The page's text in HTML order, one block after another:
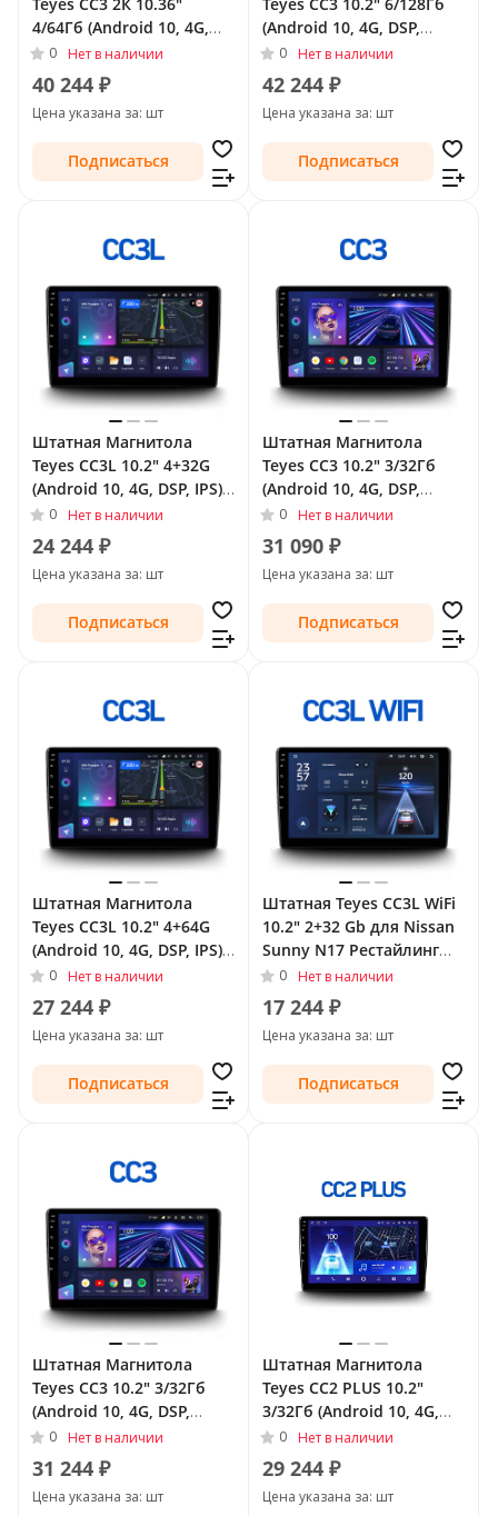
4/64Гб (Android 10, 4G,
DSP, QLed) для Nissan
Sunny N17 Рестайлинг
2014 - Тип-F2 (правый
руль)
0 Нет в наличии
40 244 ₽
Цена указана за: шт
Подписаться
(Android 10, 4G, DSP,
QLed) для Nissan Sunny
N17 Рестайлинг 2014 -
Тип-F1 (левый руль)
0 Нет в наличии
42 244 ₽
Цена указана за: шт
Подписаться
Штатная Магнитола
Teyes CC3L 10.2" 4+32G
(Android 10, 4G, DSP, IPS)
для Nissan Sunny N17
Рестайлинг 2014 - Тип-F2
(правый руль)
0 Нет в наличии
24 244 ₽
Цена указана за: шт
Подписаться
Штатная Магнитола
Teyes CC3 10.2" 3/32Гб
(Android 10, 4G, DSP,
QLed) для Nissan Sunny
N17 Рестайлинг 2014 -
0 Нет в наличии
31 090 ₽
Цена указана за: шт
Подписаться
Штатная Магнитола
Teyes CC3L 10.2" 4+64G
(Android 10, 4G, DSP, IPS)
для Nissan Sunny N17
Рестайлинг 2014 - Тип-F2
(правый руль)
0 Нет в наличии
27 244 ₽
Цена указана за: шт
Подписаться
Штатная Teyes CC3L WiFi
10.2" 2+32 Gb для Nissan
Sunny N17 Рестайлинг
2014 - Тип-F2 (правый
руль)
0 Нет в наличии
17 244 ₽
Цена указана за: шт
Подписаться
Штатная Магнитола
Teyes CC3 10.2" 3/32Гб
(Android 10, 4G, DSP,
QLed) для Nissan Sunny
N17 Рестайлинг 2014 -
Тип-F2 (правый руль)
0 Нет в наличии
31 244 ₽
Цена указана за: шт
Штатная Магнитола
Teyes CC2 PLUS 10.2"
3/32Гб (Android 10, 4G,
DSP, QLed) для Nissan
Sunny N17 Рестайлинг
2014 - Тип-F1 (левый
руль)
0 Нет в наличии
29 244 ₽
Цена указана за: шт